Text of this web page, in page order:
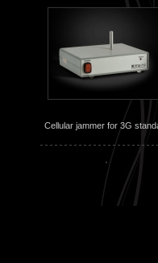
Cellular jammer for 3G